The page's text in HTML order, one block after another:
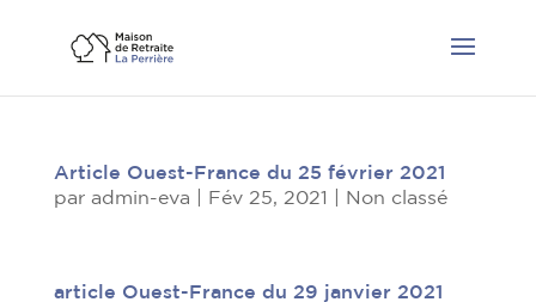
Article Ouest-France du 25 février 2021
par admin-eva Fév 25, 2021 Non classé
article Ouest-France du 29 janvier 2021